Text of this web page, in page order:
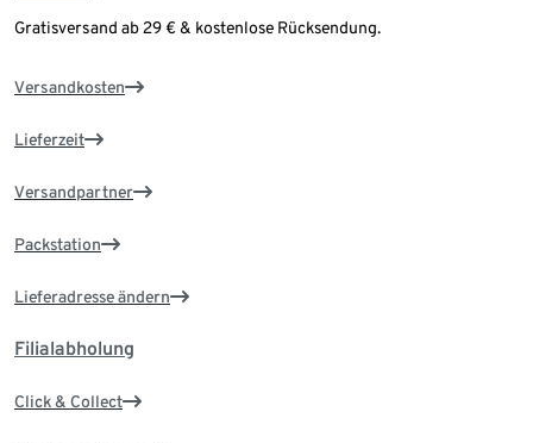
Gratisversand ab 29 € & kostenlose Rücksendung.
Versandkosten
Lieferzeit
Versandpartner
Packstation
Lieferadresse ändern
Filialabholung
Click & Collect